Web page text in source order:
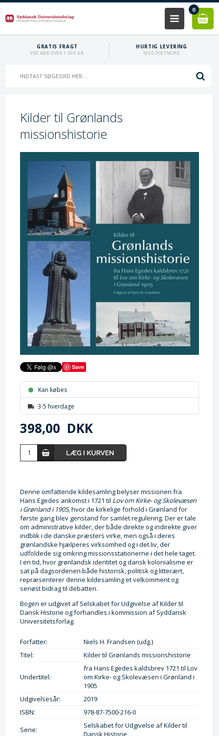
0
GRATIS FRAGT
VED KØB OVER 1.000 KR.
HURTIG LEVERING
MED POSTNORD
Kilder til Grønlands
missionshistorie
Save
Kan købes
3-5 hverdage
398,00 DKK
Denne omfattende kildesamling belyser missionen fra
Hans Egedes ankomst i 1721 til Lov om Kirke- og Skolevæsen
i Grønland i 1905, hvor de kirkelige forhold i Grønland for
første gang blev genstand for samlet regulering. Der er tale
om administrative kilder, der både direkte og indirekte giver
indblik i de danske præsters virke, men også i deres
grønlandske hjælperes virksomhed og i det liv, der
udfoldede sig omkring missionsstationerne i det hele taget.
I en tid, hvor grønlandsk identitet og dansk kolonialisme er
sat på dagsordenen både historisk, politisk og litterært,
repræsenterer denne kildesamling et velkomment og
seriøst bidrag til debatten.
Bogen er udgivet af Selskabet for Udgivelse af Kilder til
Dansk Historie og forhandles i kommission af Syddansk
Universitetsforlag.
Forfatter:
Niels H. Frandsen (udg.)
Titel:
Kilder til Grønlands missionshistorie
Undertitel:
fra Hans Egedes kaldsbrev 1721 til Lov
om Kirke- og Skolevæsen i Grønland i
1905
Udgivelsesår:
2019
ISBN:
978-87-7500-216-0
Serie:
Selskabet for Udgivelse af Kilder til
Dansk Historie